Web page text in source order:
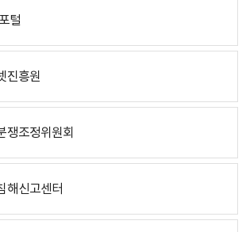
털
진흥원
쟁조정위원회
해신고센터